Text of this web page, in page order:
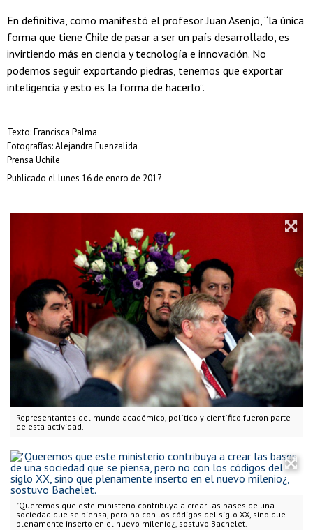
Representantes del mundo académico, político y científico fueron parte
de esta actividad.
"Queremos que este ministerio contribuya a crear las bases de una
sociedad que se piensa, pero no con los códigos del siglo XX, sino que
plenamente inserto en el nuevo milenio¿, sostuvo Bachelet.
En definitiva, como manifestó el profesor Juan Asenjo, “la única
forma que tiene Chile de pasar a ser un país desarrollado, es
invirtiendo más en ciencia y tecnología e innovación. No
podemos seguir exportando piedras, tenemos que exportar
inteligencia y esto es la forma de hacerlo”.
Texto: Francisca Palma
Fotografías: Alejandra Fuenzalida
Prensa Uchile
Publicado el lunes 16 de enero de 2017